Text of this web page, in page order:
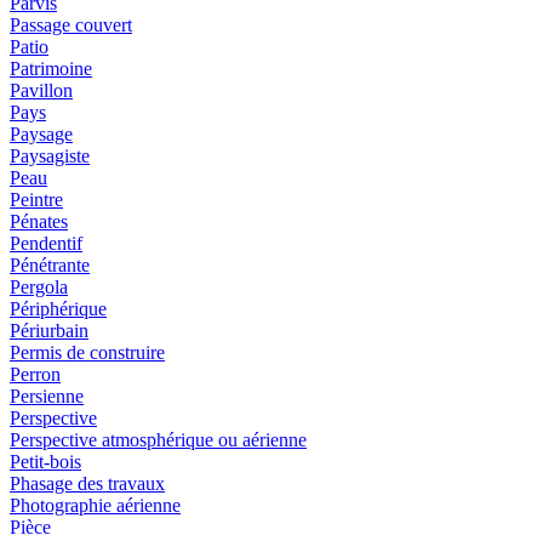
Passage couvert
Patio
Patrimoine
Pavillon
Pays
Paysage
Paysagiste
Peau
Peintre
Pénates
Pendentif
Pénétrante
Pergola
Périphérique
Périurbain
Permis de construire
Perron
Persienne
Perspective
Perspective atmosphérique ou aérienne
Petit-bois
Phasage des travaux
Photographie aérienne
Pièce